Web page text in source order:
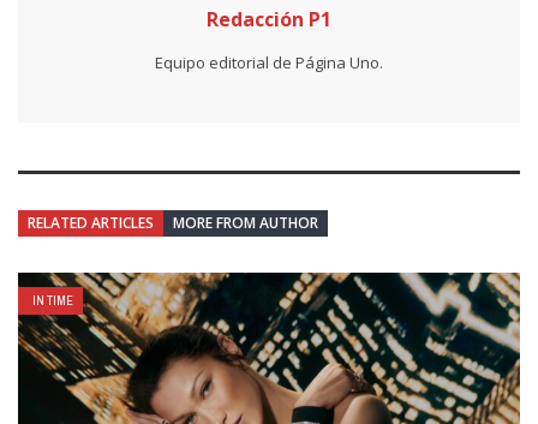
Redacción P1
Equipo editorial de Página Uno.
RELATED ARTICLES MORE FROM AUTHOR
IN TIME